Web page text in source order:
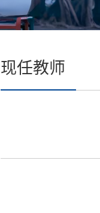
现任教师